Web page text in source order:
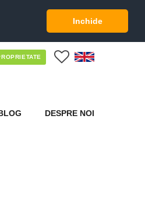
Inchide
DESPRE NOI